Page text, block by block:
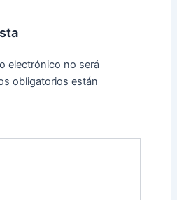
electrónico no será
obligatorios están